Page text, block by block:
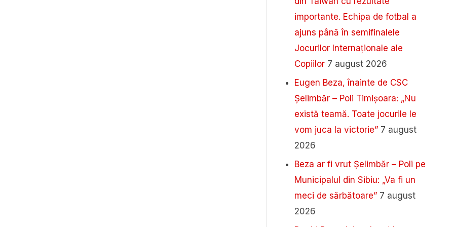
importante. Echipa de fotbal a
ajuns până în semifinalele
Jocurilor Internaționale ale
Copiilor 7 august 2026
Eugen Beza, înainte de CSC
Șelimbăr – Poli Timișoara: „Nu
există teamă. Toate jocurile le
vom juca la victorie” 7 august
2026
Beza ar fi vrut Șelimbăr – Poli pe
Municipalul din Sibiu: „Va fi un
meci de sărbătoare” 7 august
2026